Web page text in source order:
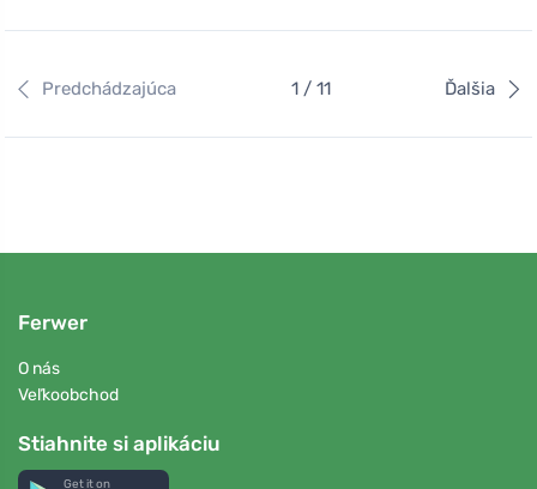
Predchádzajúca 1 / 11 Ďalšia
Ferwer
O nás
Veľkoobchod
Stiahnite si aplikáciu
Get it on